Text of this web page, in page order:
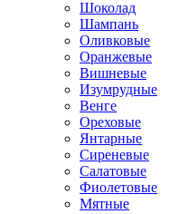
Шоколад
Шампань
Оливковые
Оранжевые
Вишневые
Изумрудные
Венге
Ореховые
Янтарные
Сиреневые
Салатовые
Фиолетовые
Мятные